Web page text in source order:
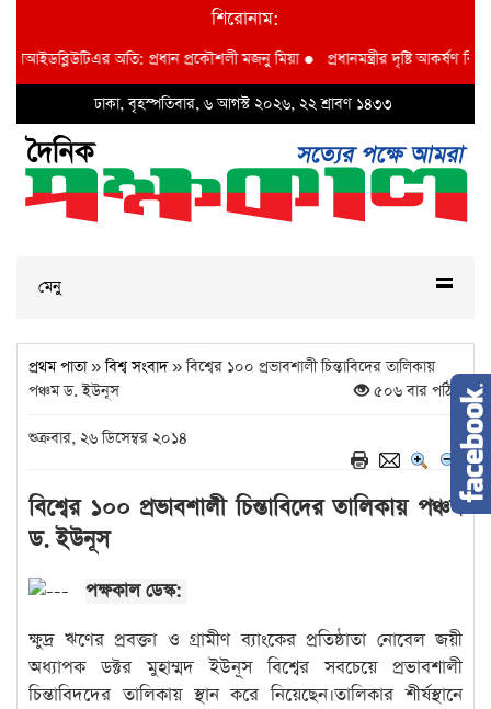
শিরোনাম:
অতি: প্রধান প্রকৌশলী মজনু মিয়া●প্রধানমন্ত্রীর দৃষ্টি আকর্ষণ বি
ঢাকা, বৃহস্পতিবার, ৬ আগস্ট ২০২৬, ২২ শ্রাবণ ১৪৩৩
মেনু
প্রথম পাতা»বিশ্ব সংবাদ» বিশ্বের ১০০ প্রভাবশালী চিন্তাবিদের তালিকায়
পঞ্চম ড. ইউনূস
৫০৬ বার পঠিত
শুক্রবার, ২৬ ডিসেম্বর ২০১৪
বিশ্বের ১০০ প্রভাবশালী চিন্তাবিদের তালিকায় পঞ্চম
ড. ইউনূস
পক্ষকাল ডেস্ক:
ক্ষুদ্র ঋণের প্রবক্তা ও গ্রামীণ ব্যাংকের প্রতিষ্ঠাতা নোবেল জয়ী
অধ্যাপক ডক্টর মুহাম্মদ ইউনূস বিশ্বের সবচেয়ে প্রভাবশালী
চিন্তাবিদদের তালিকায় স্থান করে নিয়েছেন।তালিকার শীর্ষস্থানে